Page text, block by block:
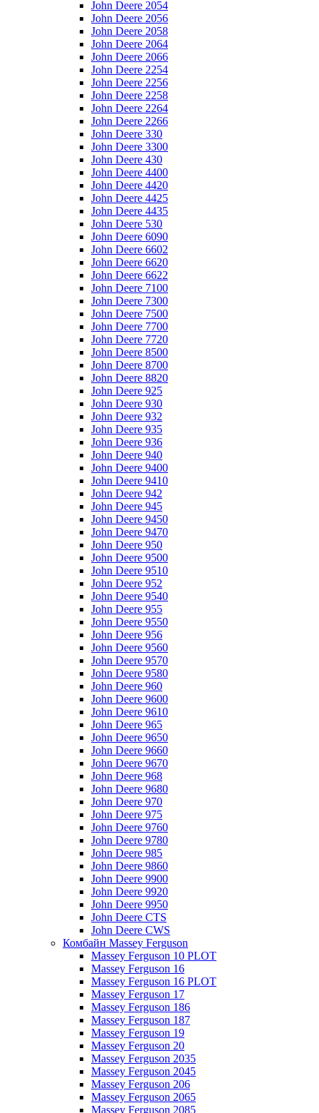
John Deere 2054
John Deere 2056
John Deere 2058
John Deere 2064
John Deere 2066
John Deere 2254
John Deere 2256
John Deere 2258
John Deere 2264
John Deere 2266
John Deere 330
John Deere 3300
John Deere 430
John Deere 4400
John Deere 4420
John Deere 4425
John Deere 4435
John Deere 530
John Deere 6090
John Deere 6602
John Deere 6620
John Deere 6622
John Deere 7100
John Deere 7300
John Deere 7500
John Deere 7700
John Deere 7720
John Deere 8500
John Deere 8700
John Deere 8820
John Deere 925
John Deere 930
John Deere 932
John Deere 935
John Deere 936
John Deere 940
John Deere 9400
John Deere 9410
John Deere 942
John Deere 945
John Deere 9450
John Deere 9470
John Deere 950
John Deere 9500
John Deere 9510
John Deere 952
John Deere 9540
John Deere 955
John Deere 9550
John Deere 956
John Deere 9560
John Deere 9570
John Deere 9580
John Deere 960
John Deere 9600
John Deere 9610
John Deere 965
John Deere 9650
John Deere 9660
John Deere 9670
John Deere 968
John Deere 9680
John Deere 970
John Deere 975
John Deere 9760
John Deere 9780
John Deere 985
John Deere 9860
John Deere 9900
John Deere 9920
John Deere 9950
John Deere CTS
John Deere CWS
Комбайн Massey Ferguson
Massey Ferguson 10 PLOT
Massey Ferguson 16
Massey Ferguson 16 PLOT
Massey Ferguson 17
Massey Ferguson 186
Massey Ferguson 187
Massey Ferguson 19
Massey Ferguson 20
Massey Ferguson 2035
Massey Ferguson 2045
Massey Ferguson 206
Massey Ferguson 2065
Massey Ferguson 2085